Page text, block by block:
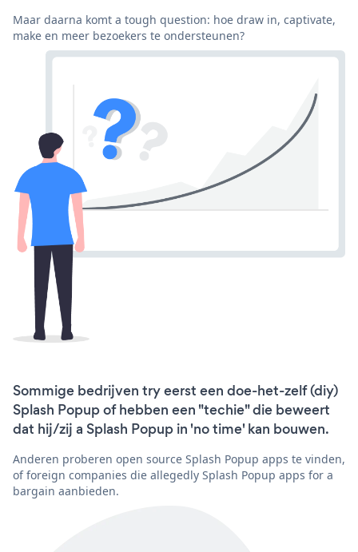
Maar daarna komt a tough question: hoe draw in, captivate,
make en meer bezoekers te ondersteunen?
Sommige bedrijven try eerst een doe-het-zelf (diy)
Splash Popup of hebben een "techie" die beweert
dat hij/zij a Splash Popup in 'no time' kan bouwen.
Anderen proberen open source Splash Popup apps te vinden,
of foreign companies die allegedly Splash Popup apps for a
bargain aanbieden.